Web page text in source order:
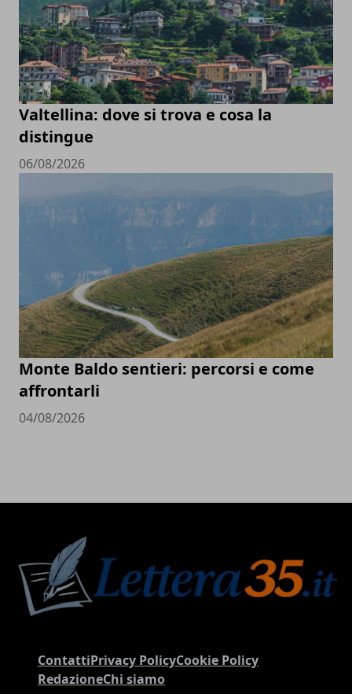
Valtellina: dove si trova e cosa la
distingue
06/08/2026
Monte Baldo sentieri: percorsi e come
affrontarli
04/08/2026
ContattiPrivacy PolicyCookie Policy
RedazioneChi siamo